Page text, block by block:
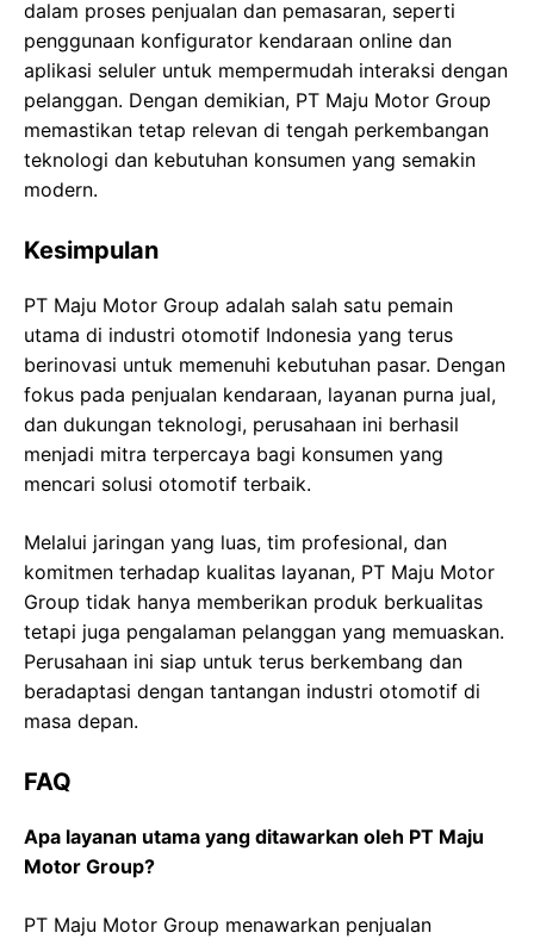
dalam proses penjualan dan pemasaran, seperti
penggunaan konfigurator kendaraan online dan
aplikasi seluler untuk mempermudah interaksi dengan
pelanggan. Dengan demikian, PT Maju Motor Group
memastikan tetap relevan di tengah perkembangan
teknologi dan kebutuhan konsumen yang semakin
modern.
Kesimpulan
PT Maju Motor Group adalah salah satu pemain
utama di industri otomotif Indonesia yang terus
berinovasi untuk memenuhi kebutuhan pasar. Dengan
fokus pada penjualan kendaraan, layanan purna jual,
dan dukungan teknologi, perusahaan ini berhasil
menjadi mitra terpercaya bagi konsumen yang
mencari solusi otomotif terbaik.
Melalui jaringan yang luas, tim profesional, dan
komitmen terhadap kualitas layanan, PT Maju Motor
Group tidak hanya memberikan produk berkualitas
tetapi juga pengalaman pelanggan yang memuaskan.
Perusahaan ini siap untuk terus berkembang dan
beradaptasi dengan tantangan industri otomotif di
masa depan.
FAQ
Apa layanan utama yang ditawarkan oleh PT Maju
Motor Group?
PT Maju Motor Group menawarkan penjualan